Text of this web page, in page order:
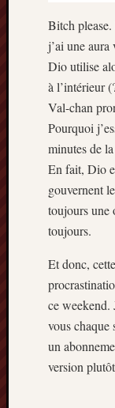
Bitch
j’ai une aura
Dio utilise
à l’intérieur
Val-chan
Pourquoi
minutes de
En fait, Dio
gouvernent
toujours une
toujours.
Et donc,
ce weekend.
vous chaque
un
version